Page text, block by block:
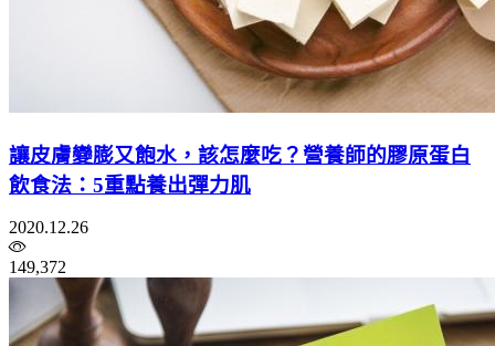
讓皮膚變膨又飽水，該怎麼吃？營養師的膠原蛋白
飲食法：5重點養出彈力肌
2020.12.26
149,372